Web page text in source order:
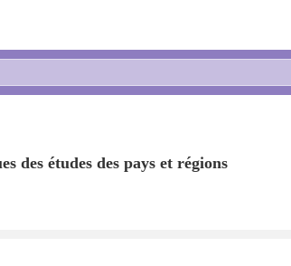
des études des pays et régions